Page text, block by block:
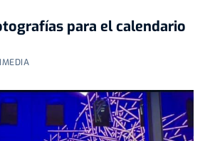
para el calendario